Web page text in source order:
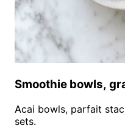
Smoothie bowls,
Acai bowls, parfait
sets.